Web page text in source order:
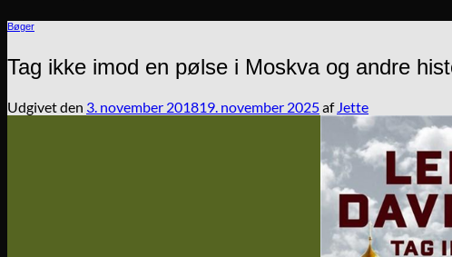
Bøger
Tag ikke imod en pølse i Moskva og andre
Udgivet den 3. november 201819. november 2025af Jette